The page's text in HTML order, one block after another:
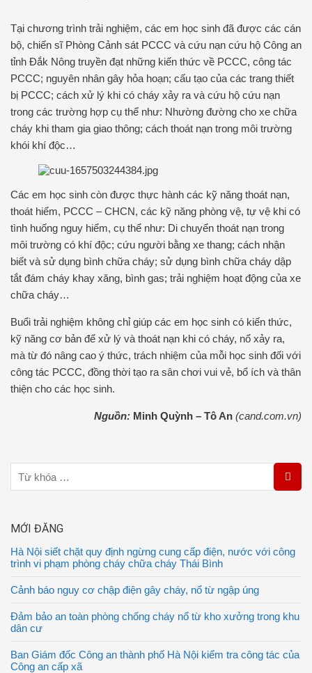
Tại chương trình trải nghiệm, các em học sinh đã được các cán
bộ, chiến sĩ Phòng Cảnh sát PCCC và cứu nạn cứu hộ Công an
tỉnh Đắk Nông truyền đạt những kiến thức về PCCC, công tác
PCCC; nguyên nhân gây hỏa hoạn; cấu tạo của các trang thiết
bị PCCC; cách xử lý khi có cháy xảy ra và cứu hộ cứu nạn
trong các trường hợp cụ thể như: Nhường đường cho xe chữa
cháy khi tham gia giao thông; cách thoát nạn trong môi trường
khói khí độc…
Các em học sinh còn được thực hành các kỹ năng thoát nạn,
thoát hiểm, PCCC – CHCN, các kỹ năng phòng vệ, tự vệ khi có
tình huống nguy hiểm, cụ thể như: Di chuyển thoát nạn trong
môi trường có khí độc; cứu người bằng xe thang; cách nhận
biết và sử dụng bình chữa cháy; sử dụng bình chữa cháy dập
tắt đám cháy khay xăng, bình gas; trải nghiệm hoạt động của xe
chữa cháy…
Buổi trải nghiệm không chỉ giúp các em học sinh có kiến thức,
kỹ năng cơ bản để xử lý và thoát nạn khi có cháy, nổ xảy ra,
mà từ đó nâng cao ý thức, trách nhiệm của mỗi học sinh đối với
công tác PCCC, đồng thời tạo ra sân chơi vui vẻ, bổ ích và thân
thiện cho các học sinh.
Nguồn: Minh Quỳnh – Tô An (cand.com.vn)
MỚI ĐĂNG
Hà Nội siết chặt quy định ngừng cung cấp điện, nước với công
trình vi phạm phòng cháy chữa cháy Thái Bình
Cảnh báo nguy cơ chập điện gây cháy, nổ từ ngập úng
Đảm bảo an toàn phòng chống cháy nổ từ kho xưởng trong khu
dân cư
Ban Giám đốc Công an thành phố Hà Nội kiểm tra công tác của
Công an cấp xã